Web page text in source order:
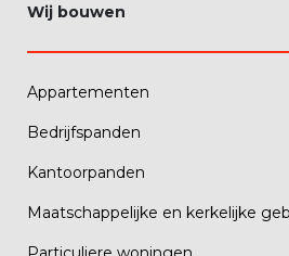
Wij bouwen
Appartementen
Bedrijfspanden
Kantoorpanden
Maatschappelijke en kerkelijke